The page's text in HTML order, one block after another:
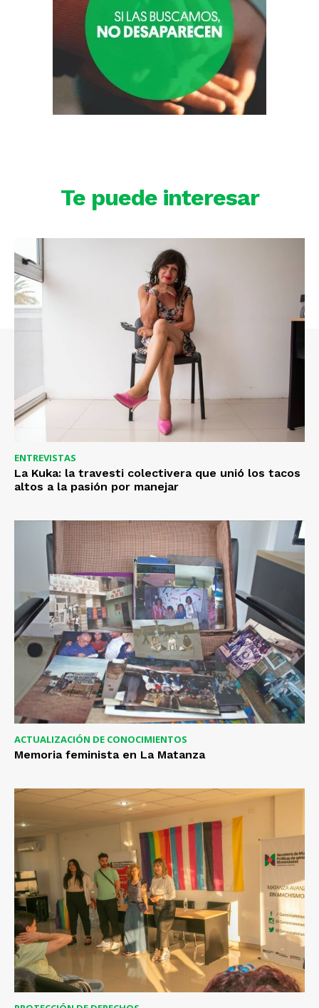
Te puede interesar
ENTREVISTAS
La Kuka: la travesti colectivera que unió los tacos
altos a la pasión por manejar
ACTUALIZACIÓN DE CONOCIMIENTOS
Memoria feminista en La Matanza